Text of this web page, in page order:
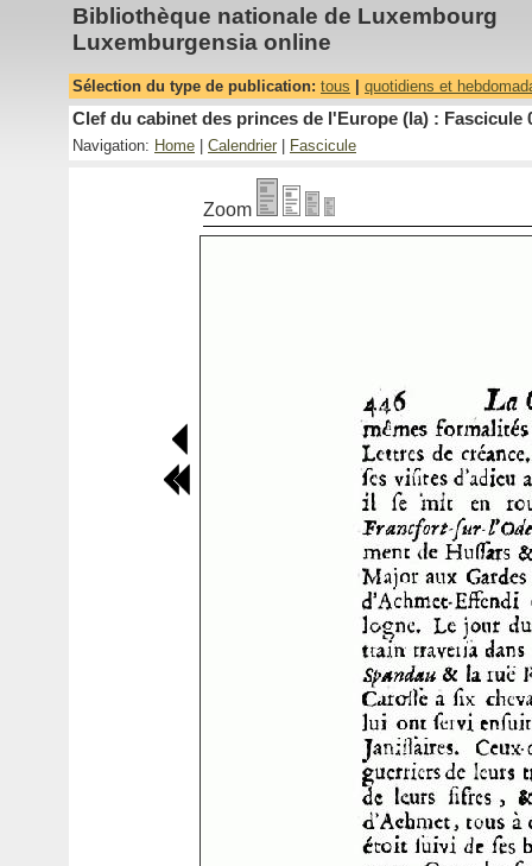
Bibliothèque nationale de Luxembourg
Luxemburgensia online
Sélection du type de publication: tous quotidiens et
Clef du cabinet des princes de l'Europe (la) : Fascicule
Navigation: Home Calendrier Fascicule
Zoom